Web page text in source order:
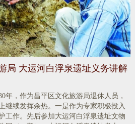
局 大运河白浮泉遗址义务讲解
年，作为昌平区文化旅游局退休人员，
继续发挥余热。一是作为专家积极投入
工作。先后参加大运河白浮泉遗址文物